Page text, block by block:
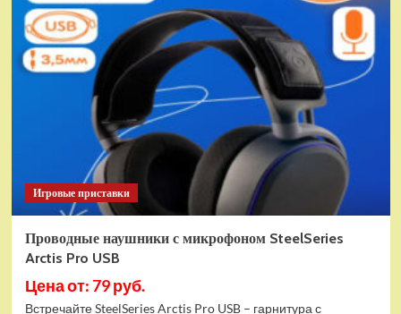
Конструктор
LEGO
Star
Wars
Истребитель
и
гибрид
X-
Wing
(75393)
Игровые приставки
Проводные наушники с микрофоном SteelSeries
Arctis Pro USB
Цена от: 79 руб.
Встречайте SteelSeries Arctis Pro USB – гарнитура с